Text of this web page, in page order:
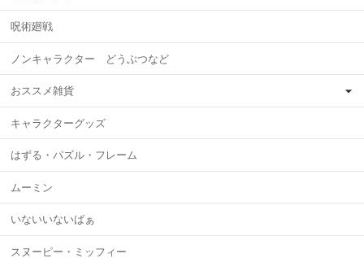
呪術廻戦
ノンキャラクター どうぶつなど
おススメ雑貨
キャラクターグッズ
はずる・パズル・フレーム
ムーミン
いないいないばぁ
スヌーピー・ミッフィー